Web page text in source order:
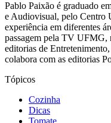
Pablo Paixão é graduado
e Audiovisual, pelo
experiência em diferentes
passagem pela TV UFMG,
editorias de
colabora com as editorias
Tópicos
Cozinha
Dicas